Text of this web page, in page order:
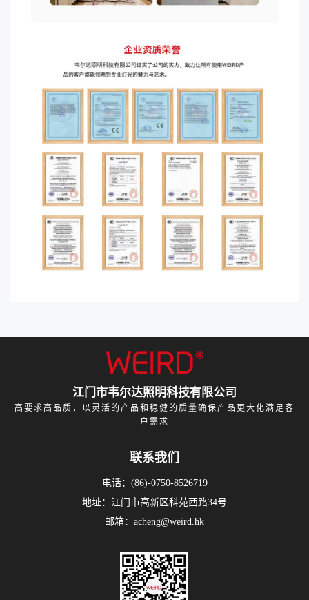
江门市韦尔达照明科技有限公司
高要求高品质，以灵活的产品和稳健的质量确保产品更大化满足客
户需求
联系我们
电话：(86)-0750-8526719
地址：江门市高新区科苑西路34号
邮箱：acheng@weird.hk